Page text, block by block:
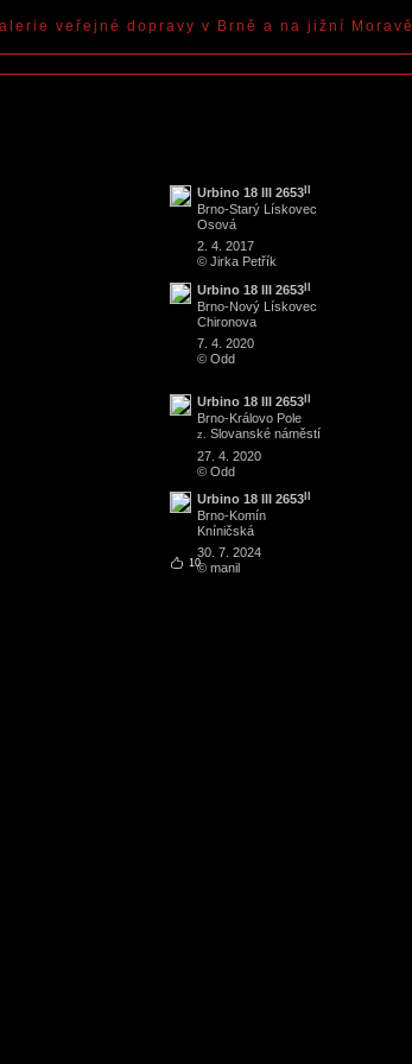
Urbino 18 III 2653
Brno-Starý Lískovec
Osová
2. 4. 2017
© Jirka Petřík
Urbino 18 III 2653
Brno-Nový Lískovec
Chironova
7. 4. 2020
© Odd
Urbino 18 III 2653
Brno-Královo Pole
z. Slovanské náměstí
27. 4. 2020
© Odd
10
Urbino 18 III 2653
Brno-Komín
Kníničská
30. 7. 2024
© manil
veřejné dopravy v Brně a na jižní Moravě